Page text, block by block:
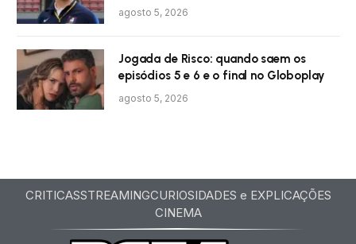
agosto 5, 2026
Jogada de Risco: quando saem os
episódios 5 e 6 e o final no Globoplay
agosto 5, 2026
CRITICASSTREAMINGCURIOSIDADES e EXPLICAÇÕES
CINEMA